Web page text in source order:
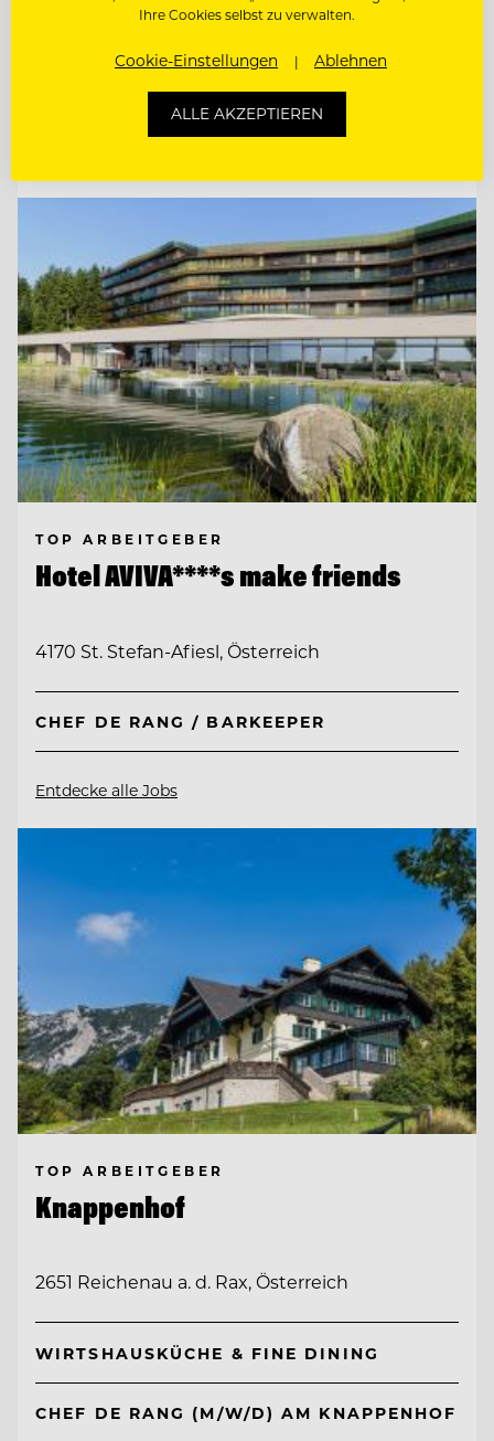
KÜCHENCHEF MÖWENBRÄU (M/W/D)
TOP ARBEITGEBER
Hotel AVIVA****s make friends
4170 St. Stefan-Afiesl, Österreich
CHEF DE RANG / BARKEEPER
Entdecke alle Jobs
TOP ARBEITGEBER
Knappenhof
2651 Reichenau a. d. Rax, Österreich
WIRTSHAUSKÜCHE & FINE DINING
CHEF DE RANG (M/W/D) AM KNAPPENHOF
Ihre Cookies selbst zu verwalten.
Cookie-Einstellungen Ablehnen
ALLE AKZEPTIEREN